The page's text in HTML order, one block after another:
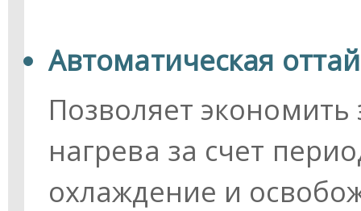
Автоматическая
Позволяет
нагрева за счет
охлаждение и